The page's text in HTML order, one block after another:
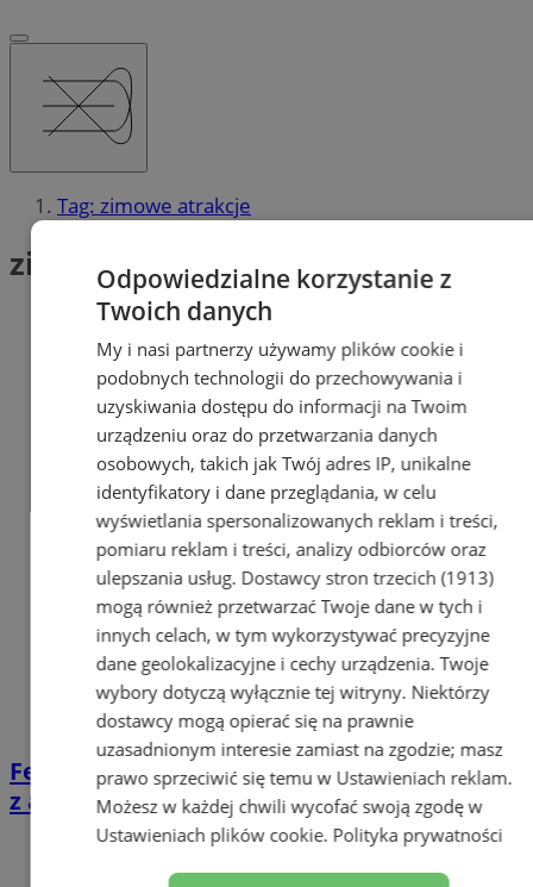
Tag: zimowe atrakcje
zimowe atrakcje (2)
Ferie za złotówkę. Koleje Śląskie ponownie
z atrakcyjną ofertą!
Odpowiedzialne korzystanie z
Twoich danych
My i nasi partnerzy używamy plików cookie i
podobnych technologii do przechowywania i
uzyskiwania dostępu do informacji na Twoim
urządzeniu oraz do przetwarzania danych
osobowych, takich jak Twój adres IP, unikalne
identyfikatory i dane przeglądania, w celu
wyświetlania spersonalizowanych reklam i treści,
pomiaru reklam i treści, analizy odbiorców oraz
ulepszania usług. Dostawcy stron trzecich (1913)
mogą również przetwarzać Twoje dane w tych i
innych celach, w tym wykorzystywać precyzyjne
dane geolokalizacyjne i cechy urządzenia. Twoje
wybory dotyczą wyłącznie tej witryny. Niektórzy
dostawcy mogą opierać się na prawnie
uzasadnionym interesie zamiast na zgodzie; masz
prawo sprzeciwić się temu w Ustawieniach reklam.
Możesz w każdej chwili wycofać swoją zgodę w
Ustawieniach plików cookie. Polityka prywatności